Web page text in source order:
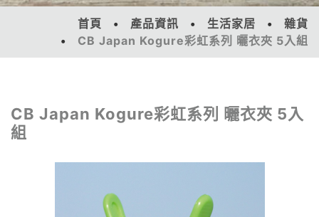
首頁 產品資訊 生活家居
雜貨
CB Japan Kogure彩虹系列 曬衣夾 5入組
CB Japan Kogure彩虹系列 曬衣夾 5入
組